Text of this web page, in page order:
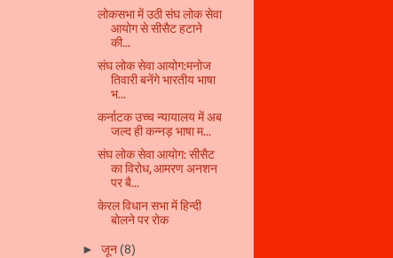
लोकसभा में उठी संघ लोक सेवा
आयोग से सीसैट हटाने
की...
संघ लोक सेवा आयोग:मनोज
तिवारी बनेंगे भारतीय भाषा
भ...
कर्नाटक उच्च न्यायालय में अब
जल्द ही कन्नड़ भाषा म...
संघ लोक सेवा आयोग: सीसैट
का विरोध, आमरण अनशन
पर बै...
केरल विधान सभा में हिन्दी
बोलने पर रोक
►जून(8)